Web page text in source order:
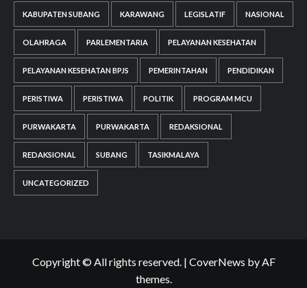
KABUPATEN SUBANG KARAWANG LEGISLATIF NASIONAL
OLAHRAGA PARLEMENTARIA PELAYANAN KESEHATAN
PELAYANAN KESEHATAN BPJS PEMERINTAHAN PENDIDIKAN
PERISTIWA PERISTIWA POLITIK PROGRAM MCU
PURWAKARTA PURWAKARTA REDAKSIONAL
REDAKSIONAL SUBANG TASIKMALAYA
UNCATEGORIZED
Copyright © All rights reserved. | CoverNews by AF
themes.